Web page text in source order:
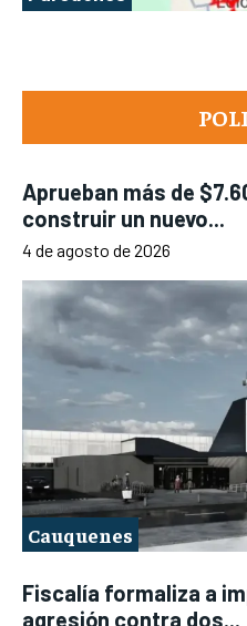
Aprueban más de
construir un nuevo...
4 de agosto de 2026
Cauquenes
Fiscalía formaliza a
agresión contra dos...